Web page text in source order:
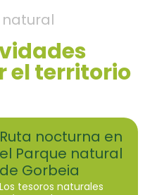
el territorio
Ruta nocturna en
el Parque natural
de Gorbeia
Los tesoros naturales